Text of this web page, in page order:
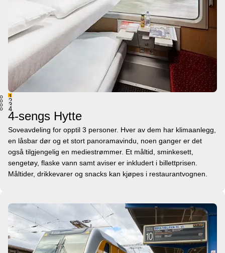
1
2
3
4
4-sengs Hytte
Soveavdeling for opptil 3 personer. Hver av dem har klimaanlegg,
en låsbar dør og et stort panoramavindu, noen ganger er det
også tilgjengelig en mediestrømmer. Et måltid, sminkesett,
sengetøy, flaske vann samt aviser er inkludert i billettprisen.
Måltider, drikkevarer og snacks kan kjøpes i restaurantvognen.